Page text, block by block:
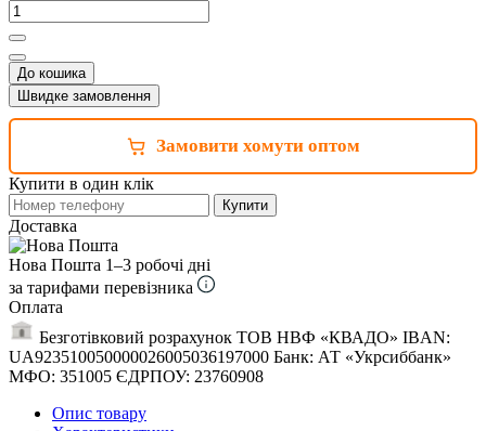
До кошика
Швидке замовлення
Замовити хомути оптом
Купити в один клік
Купити
Доставка
Нова Пошта 1–3 робочі дні
за тарифами перевізника
Оплата
Безготівковий розрахунок ТОВ НВФ «КВАДО» IBAN:
UA923510050000026005036197000 Банк: АТ «Укрсиббанк»
МФО: 351005 ЄДРПОУ: 23760908
Опис товару